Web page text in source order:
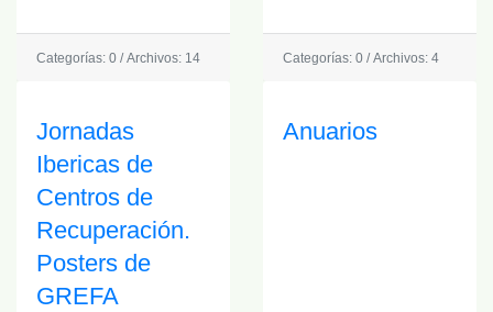
Categorías: 0/Archivos: 14 Categorías: 0/Archivos: 4
Jornadas
Ibericas de
Centros de
Recuperación.
Posters de
GREFA
Anuarios